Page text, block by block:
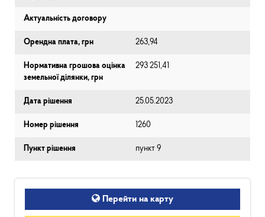
Актуальність договору
Орендна плата, грн 263,94
Нормативна грошова оцінка
земельної ділянки, грн
293 251,41
Дата рішення 25.05.2023
Номер рішення 1260
Пункт рішення пункт 9
Перейти на карту